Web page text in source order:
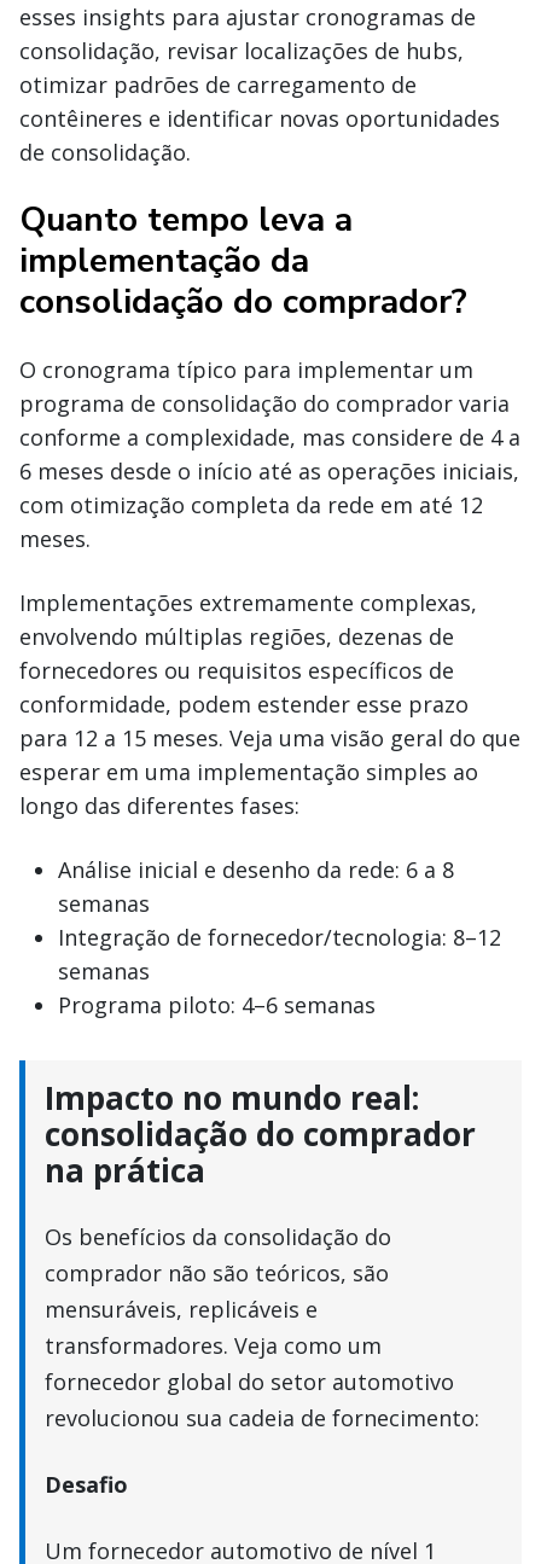
esses insights para ajustar cronogramas de
consolidação, revisar localizações de hubs,
otimizar padrões de carregamento de
contêineres e identificar novas oportunidades
de consolidação.
Quanto tempo leva a
implementação da
consolidação do comprador?
O cronograma típico para implementar um
programa de consolidação do comprador varia
conforme a complexidade, mas considere de 4 a
6 meses desde o início até as operações iniciais,
com otimização completa da rede em até 12
meses.
Implementações extremamente complexas,
envolvendo múltiplas regiões, dezenas de
fornecedores ou requisitos específicos de
conformidade, podem estender esse prazo
para 12 a 15 meses. Veja uma visão geral do que
esperar em uma implementação simples ao
longo das diferentes fases:
Análise inicial e desenho da rede: 6 a 8
semanas
Integração de fornecedor/tecnologia: 8–12
semanas
Programa piloto: 4–6 semanas
Impacto no mundo real:
consolidação do comprador
na prática
Os benefícios da consolidação do
comprador não são teóricos, são
mensuráveis, replicáveis e
transformadores. Veja como um
fornecedor global do setor automotivo
revolucionou sua cadeia de fornecimento:
Desafio
Um fornecedor automotivo de nível 1